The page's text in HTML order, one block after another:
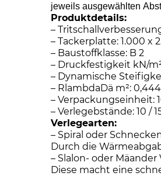
jeweils ausgewählten
Produktdetails:
–
– Tackerplatte: 1.000 x
– Baustoffklasse: B 2
– Druckfestigkeit kN/
– Dynamische
– RlambdaDä m²: 0,444
– Verpackungseinheit:
– Verlegebstände: 10 /
Verlegearten:
– Spiral oder
Durch die
– Slalon- oder
Diese macht eine